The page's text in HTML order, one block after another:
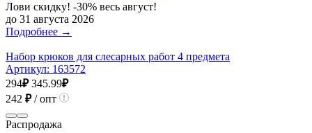
Лови скидку! -30% весь август!
до 31 августа 2026
Подробнее →
Набор крюков для слесарных работ 4 предмета
Артикул: 163572
294₽ 345.99₽
242 ₽/ опт
Распродажа